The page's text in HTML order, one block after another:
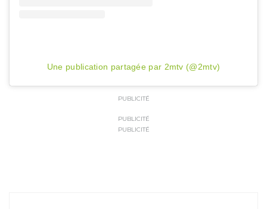
Une publication partagée par 2mtv (@2mtv)
PUBLICITÉ
PUBLICITÉ
PUBLICITÉ